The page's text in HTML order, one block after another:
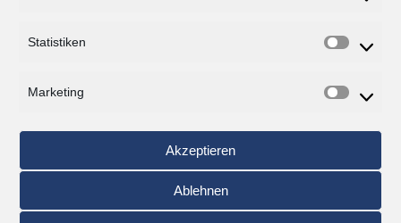
Statistiken
Marketing
Akzeptieren
Ablehnen
Uncategorized